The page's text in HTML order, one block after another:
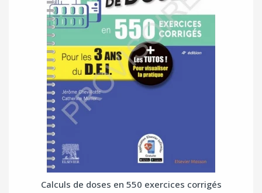
Calculs de doses en 550 exercices corrigés